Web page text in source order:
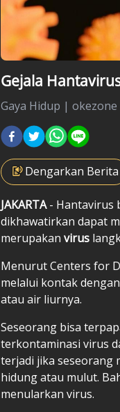
Gejala
Gaya Hidup | okezone
Dengarkan Berita
JAKARTA- Hantavirus
dikhawatirkan dapat
merupakan virus
Menurut Centers for
melalui kontak
atau air liurnya.
Seseorang bisa
terkontaminasi virus
terjadi jika seseorang
hidung atau mulut.
menularkan virus.